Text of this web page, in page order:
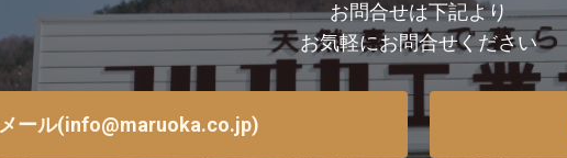
お問合せは下記より
お気軽にお問合せください
メール(info@maruoka.co.jp)